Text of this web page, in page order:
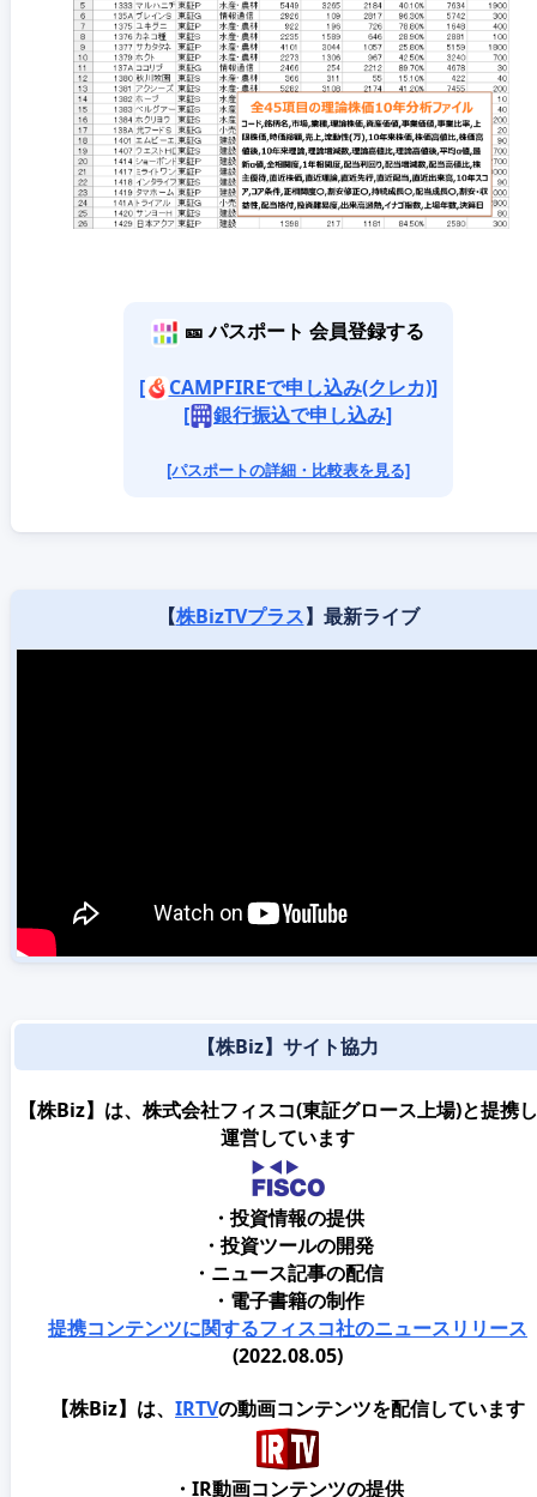
🎫 パスポート 会員登録する
[
CAMPFIREで申し込み(クレカ)]
[
銀行振込で申し込み]
[パスポートの詳細・比較表を見る]
【株BizTVプラス】最新ライブ
【株Biz】サイト協力
【株Biz】は、株式会社フィスコ(東証グロース上場)と提携
運営しています
・投資情報の提供
・投資ツールの開発
・ニュース記事の配信
・電子書籍の制作
提携コンテンツに関するフィスコ社のニュースリリース
(2022.08.05)
【株Biz】は、 IRTVの動画コンテンツを配信しています
・IR動画コンテンツの提供